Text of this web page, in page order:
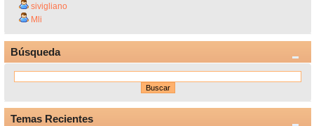
sivigliano
Mli
Búsqueda
Temas Recientes